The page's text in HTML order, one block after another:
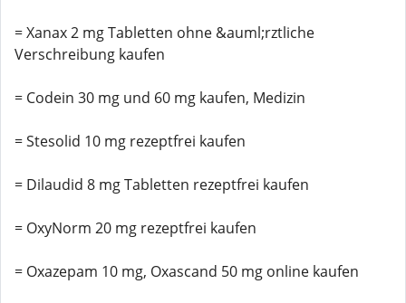
= Xanax 2 mg Tabletten ohne &auml;rztliche
Verschreibung kaufen
= Codein 30 mg und 60 mg kaufen, Medizin
= Stesolid 10 mg rezeptfrei kaufen
= Dilaudid 8 mg Tabletten rezeptfrei kaufen
= OxyNorm 20 mg rezeptfrei kaufen
= Oxazepam 10 mg, Oxascand 50 mg online kaufen